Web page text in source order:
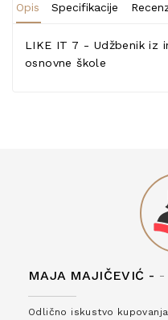
Opis Specifikacije
LIKE IT 7 - Udžbenik iz
osnovne škole
MAJA MAJIČEVIĆ - -
Odlično iskustvo